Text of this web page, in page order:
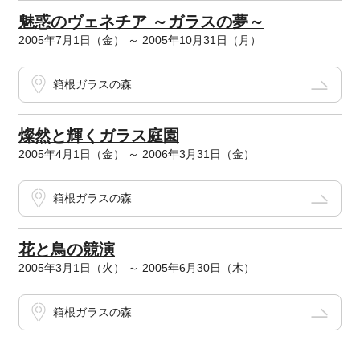
魅惑のヴェネチア ～ガラスの夢～
2005年7月1日（金） ～ 2005年10月31日（月）
箱根ガラスの森
燦然と輝くガラス庭園
2005年4月1日（金） ～ 2006年3月31日（金）
箱根ガラスの森
花と鳥の競演
2005年3月1日（火） ～ 2005年6月30日（木）
箱根ガラスの森